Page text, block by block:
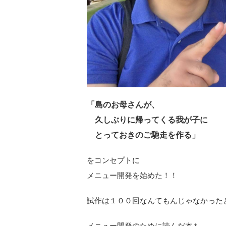
「島のお母さんが、
久しぶりに帰ってくる我が子に
とっておきのご馳走を作る」
をコンセプトに
メニュー開発を始めた！！
試作は１００回なんてもんじゃなかった